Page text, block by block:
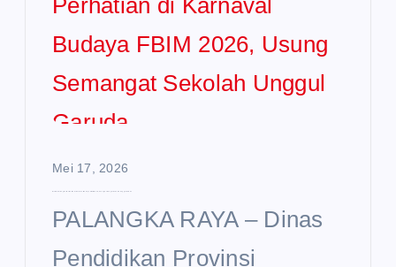
Mei 17, 2026
PALANGKA RAYA – Dinas
Pendidikan Provinsi